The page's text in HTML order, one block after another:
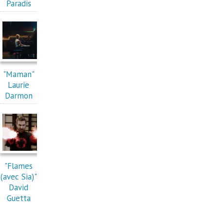
Paradis
"Maman"
Laurie
Darmon
"Flames
(avec Sia)"
David
Guetta